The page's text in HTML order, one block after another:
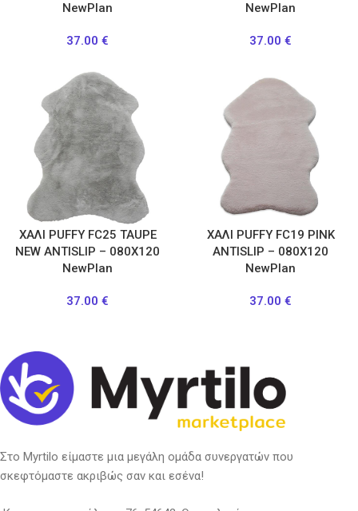
NewPlan
37.00 €
NewPlan
37.00 €
ΧΑΛΙ PUFFY FC25 TAUPE
NEW ANTISLIP – 080X120
NewPlan
37.00 €
ΧΑΛΙ PUFFY FC19 PINK
ANTISLIP – 080X120
NewPlan
37.00 €
Στο Myrtilo είμαστε μια μεγάλη ομάδα συνεργατών που
σκεφτόμαστε ακριβώς σαν και εσένα!